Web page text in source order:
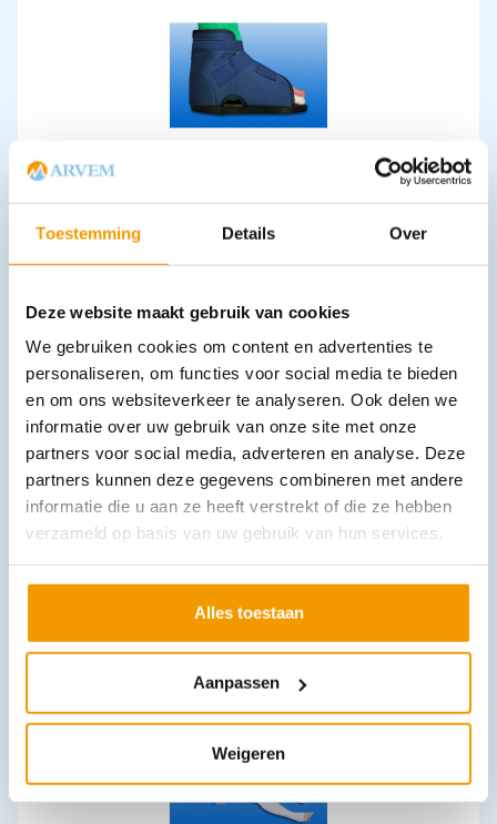
Toestemming Details Over
Deze website maakt gebruik van cookies
We gebruiken cookies om content en advertenties te
personaliseren, om functies voor social media te bieden
en om ons websiteverkeer te analyseren. Ook delen we
informatie over uw gebruik van onze site met onze
partners voor social media, adverteren en analyse. Deze
partners kunnen deze gegevens combineren met andere
informatie die u aan ze heeft verstrekt of die ze hebben
verzameld op basis van uw gebruik van hun services.
Alles toestaan
Aanpassen
Weigeren
Gipsschoen NOBASTEP
Vaseline zuurvrij pot 200 gram
2.46 excl. btw
In winkelwagen
Leverbaar